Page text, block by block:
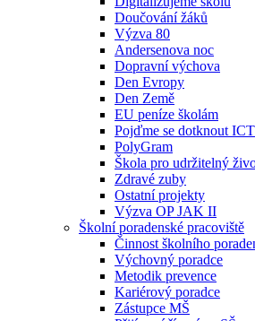
Doučování žáků
Výzva 80
Andersenova noc
Dopravní výchova
Den Evropy
Den Země
EU peníze školám
Pojďme se dotknout ICT
PolyGram
Škola pro udržitelný
Zdravé zuby
Ostatní projekty
Výzva OP JAK II
Školní poradenské pracoviště
Činnost školního
Výchovný poradce
Metodik prevence
Kariérový poradce
Zástupce MŠ